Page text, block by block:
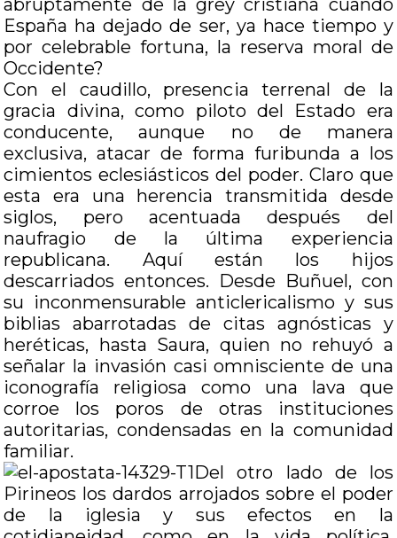
abruptamente de la grey cristiana cuando
España ha dejado de ser, ya hace tiempo y
por celebrable fortuna, la reserva moral de
Occidente?
Con el caudillo, presencia terrenal de la
gracia divina, como piloto del Estado era
conducente, aunque no de manera
exclusiva, atacar de forma furibunda a los
cimientos eclesiásticos del poder. Claro que
esta era una herencia transmitida desde
siglos, pero acentuada después del
naufragio de la última experiencia
republicana. Aquí están los hijos
descarriados entonces. Desde Buñuel, con
su inconmensurable anticlericalismo y sus
biblias abarrotadas de citas agnósticas y
heréticas, hasta Saura, quien no rehuyó a
señalar la invasión casi omnisciente de una
iconografía religiosa como una lava que
corroe los poros de otras instituciones
autoritarias, condensadas en la comunidad
familiar.
Del otro lado de los
Pirineos los dardos arrojados sobre el poder
de la iglesia y sus efectos en la